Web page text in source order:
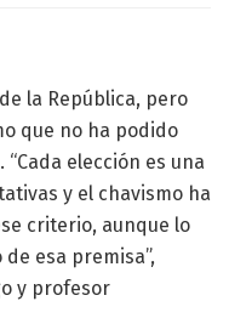
la República, pero
que no ha podido
elección es una
y el chavismo ha
criterio, aunque lo
esa premisa”,
y profesor